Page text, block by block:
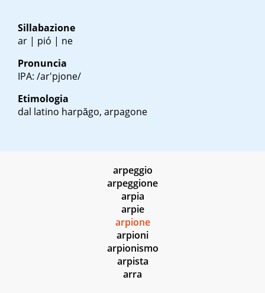
Sillabazione
ar | pió | ne
Pronuncia
IPA: /ar'pjone/
Etimologia
dal latino harpăgo, arpagone
arpeggio
arpeggione
arpia
arpie
arpione
arpioni
arpionismo
arpista
arra